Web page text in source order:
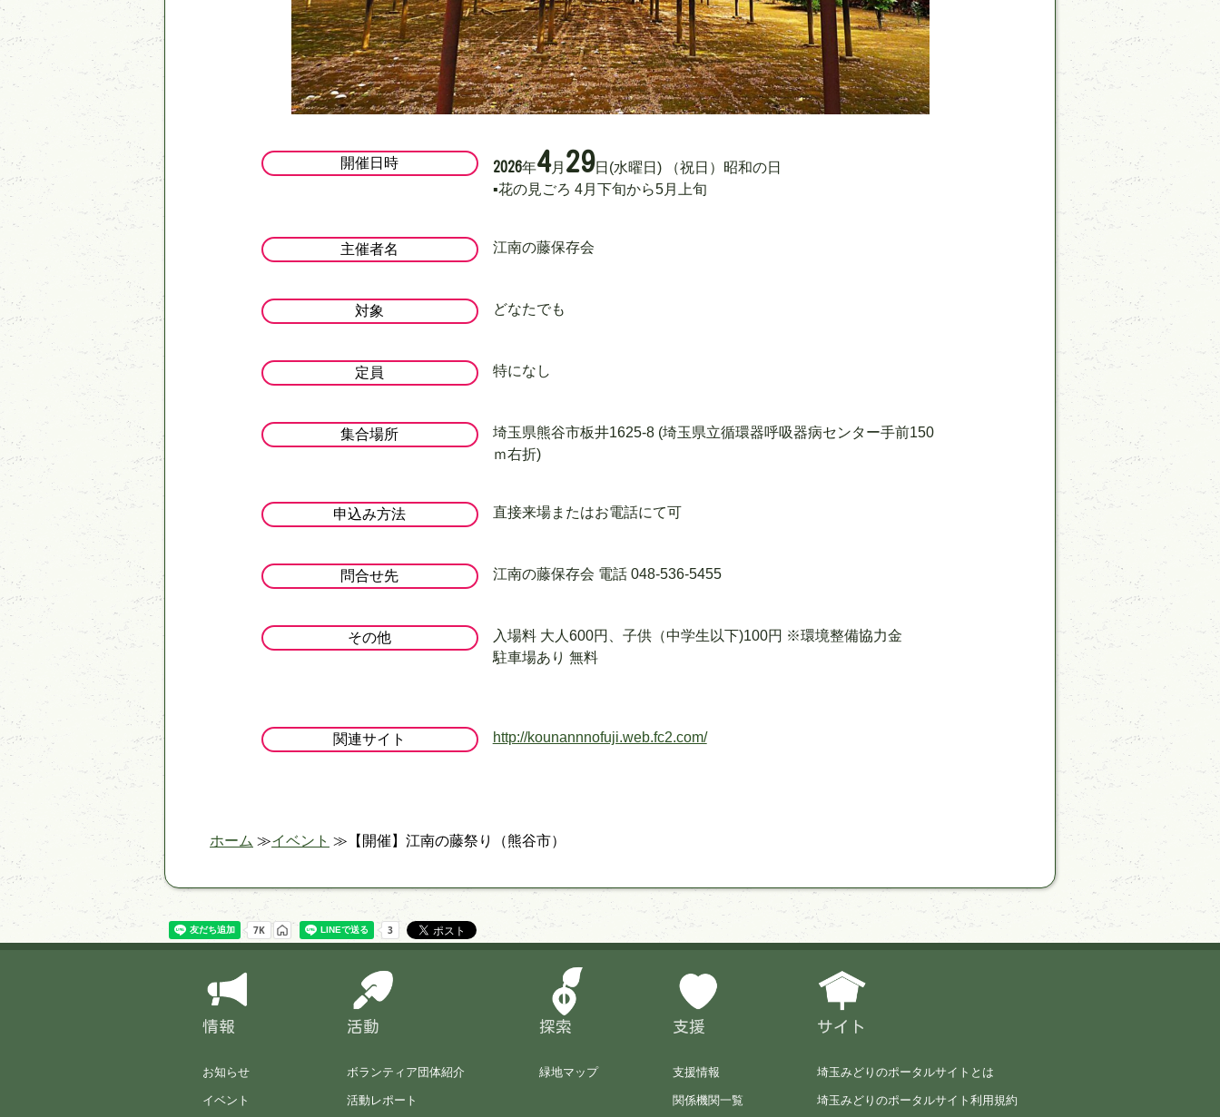
開催日時 2026年4月 29日 (水曜日)
（祝日）昭和の日
▪️花の見ごろ 4月下旬から5月上旬
主催者名 江南の藤保存会
対象 どなたでも
定員 特になし
集合場所
埼玉県熊谷市板井1625-8 (埼玉県立循環器呼吸器病センター手前150
ｍ右折)
申込み方法 直接来場またはお電話にて可
問合せ先 江南の藤保存会 電話 048-536-5455
その他
入場料 大人600円、子供（中学生以下)100円 ※環境整備協力金
駐車場あり 無料
関連サイト http://kounannnofuji.web.fc2.com/
ホーム イベント 【開催】江南の藤祭り（熊谷市）
情報
お知らせ
イベント
活動
ボランティア団体紹介
活動レポート
探索
緑地マップ
支援
支援情報
関係機関一覧
サイト
埼玉みどりのポータルサイトとは
埼玉みどりのポータルサイト利用規約